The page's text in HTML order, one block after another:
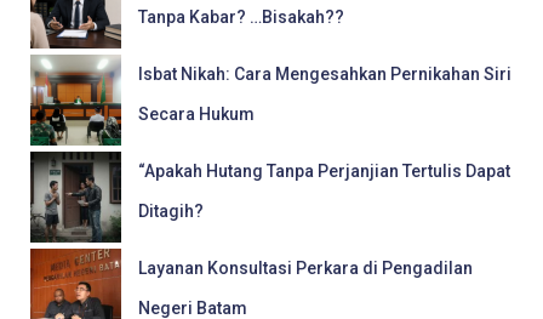
Tanpa Kabar? …Bisakah??
Isbat Nikah: Cara Mengesahkan Pernikahan Siri
Secara Hukum
“Apakah Hutang Tanpa Perjanjian Tertulis Dapat
Ditagih?
Layanan Konsultasi Perkara di Pengadilan
Negeri Batam